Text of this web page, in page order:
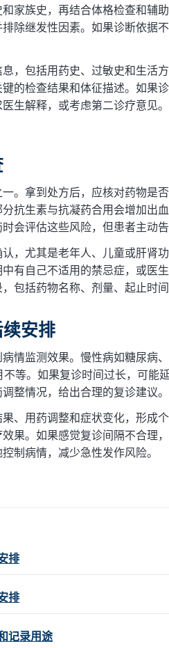
家族史，再结合体格检查和辅
除继发性因素。如果诊断依据
，包括用药史、过敏史和生活
的检查结果和体征描述。如果
生解释，或考虑第二诊疗意见
。拿到处方后，应核对药物是
抗生素与抗凝药合用会增加出
会评估这些风险，但患者主动
，尤其是老年人、儿童或肝肾
有自己不适用的禁忌症，或医
包括药物名称、剂量、起止时
安排
情监测效果。慢性病如糖尿病
等。如果复诊时间过长，可能
整情况，给出合理的复诊建议。
、用药调整和症状变化，形成
果。如果感觉复诊间隔不合理
制病情，减少急性发作风险。
排
排
记录用途